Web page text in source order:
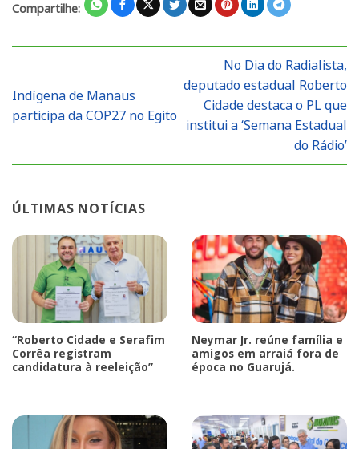
Compartilhe:
Indígena de Manaus
participa da COP27 no Egito
No Dia do Radialista,
deputado estadual Roberto
Cidade destaca o PL que
institui a ‘Semana Estadual
do Rádio’
ÚLTIMAS NOTÍCIAS
“Roberto Cidade e Serafim
Corrêa registram
candidatura à reeleição”
Neymar Jr. reúne família e
amigos em arraiá fora de
época no Guarujá.